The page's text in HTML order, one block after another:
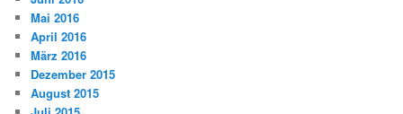
Mai 2016
April 2016
März 2016
Dezember 2015
August 2015